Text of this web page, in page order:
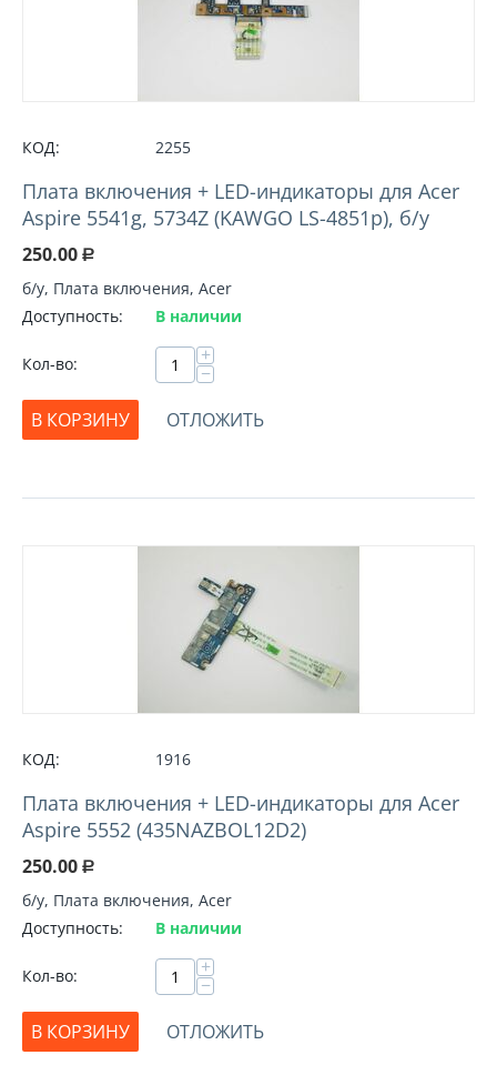
КОД: 2255
Плата включения + LED-индикаторы для Acer
Aspire 5541g, 5734Z (KAWGO LS-4851p), б/у
250.00 Р
б/у, Плата включения, Acer
Доступность:
В наличии
Кол-во: +
−
В КОРЗИНУ
ОТЛОЖИТЬ
КОД: 1916
Плата включения + LED-индикаторы для Acer
Aspire 5552 (435NAZBOL12D2)
250.00 Р
б/у, Плата включения, Acer
Доступность:
В наличии
Кол-во: +
−
В КОРЗИНУ
ОТЛОЖИТЬ